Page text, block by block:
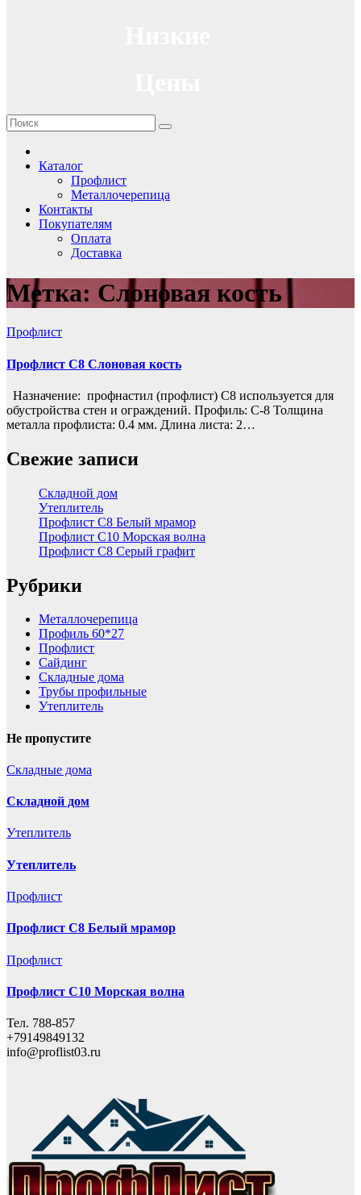
Каталог
Профлист
Металлочерепица
Контакты
Покупателям
Оплата
Доставка
Метка: Слоновая кость
Профлист
Профлист С8 Слоновая кость
Назначение: профнастил (профлист) С8 используется для
обустройства стен и ограждений. Профиль: С-8 Толщина
металла профлиста: 0.4 мм. Длина листа: 2…
Свежие записи
Складной дом
Утеплитель
Профлист С8 Белый мрамор
Профлист С10 Морская волна
Профлист С8 Серый графит
Рубрики
Металлочерепица
Профиль 60*27
Профлист
Сайдинг
Складные дома
Трубы профильные
Утеплитель
Не пропустите
Складные дома
Складной дом
Утеплитель
Утеплитель
Профлист
Профлист С8 Белый мрамор
Профлист
Профлист С10 Морская волна
Тел. 788-857
+79149849132
info@proflist03.ru